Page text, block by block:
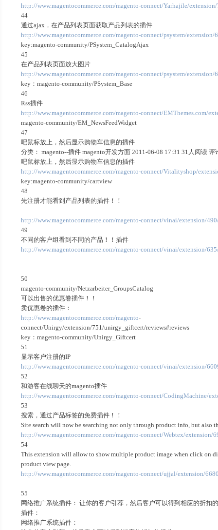
http://www.magentocommerce.com/magento-connect/Yarhajile/
44
通过ajax，在产品列表页面获取产品列表的插件
http://www.magentocommerce.com/magento-connect/psystem/extension/
key:magento-community/PSystem_CatalogAjax
45
在产品列表页面放大图片
http://www.magentocommerce.com/magento-connect/psystem/extension/
key：magento-community/PSystem_Base
46
Rss插件
http://www.magentocommerce.com/magento-connect/EMThemes.com/
magento-community/EM_NewsFeedWidget
47
吧鼠标放上，然后显示购物车信息的插件
分类： magento--插件 magento开发方面 2011-06-08 17:31 31人阅读 评
吧鼠标放上，然后显示购物车信息的插件
http://www.magentocommerce.com/magento-connect/Vitalityshop/
key:magento-community/cartview
48
先注册才能看到产品列表的插件！！
http://www.magentocommerce.com/magento-connect/vinai/extension/
49
不同的客户组看到不同的产品！！插件
http://www.magentocommerce.com/magento-connect/vinai/extension/
50
magento-community/Netzarbeiter_GroupsCatalog
可以出售的优惠卷插件！！
卖优惠卷的插件：
http://www.magentocommerce.com/magento-
connect/Unirgy/extension/751/unirgy_giftcert/reviews#reviews
key：magento-community/Unirgy_Giftcert
51
显示客户注册的IP
http://www.magentocommerce.com/magento-connect/vinai/extension/
52
和游客在线聊天的magento插件
http://www.magentocommerce.com/magento-connect/CodingMachine/
53
搜索，通过产品标签的免费插件！！
Site search will now be searching not only through product info, but also
http://www.magentocommerce.com/magento-connect/Webtex/extension/
54
This extension will allow to show multiple product image when click on
product view page.
http://www.magentocommerce.com/magento-connect/ujjal/extension/
55
网络推广系统插件： 让你的客户引荐，然后客户可以得到相应的折扣
插件：
网络推广系统插件：